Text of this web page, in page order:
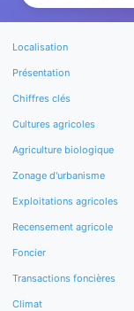
Localisation
Présentation
Chiffres clés
Cultures agricoles
Agriculture biologique
Zonage d'urbanisme
Exploitations agricoles
Recensement agricole
Foncier
Transactions foncières
Climat